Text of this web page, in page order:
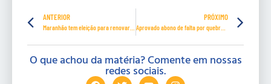
ANTERIOR PRÓXIMO
Aprovado abono de falta por quebra de prótese ortopédica
O que achou da matéria? Comente em nossas
redes sociais.